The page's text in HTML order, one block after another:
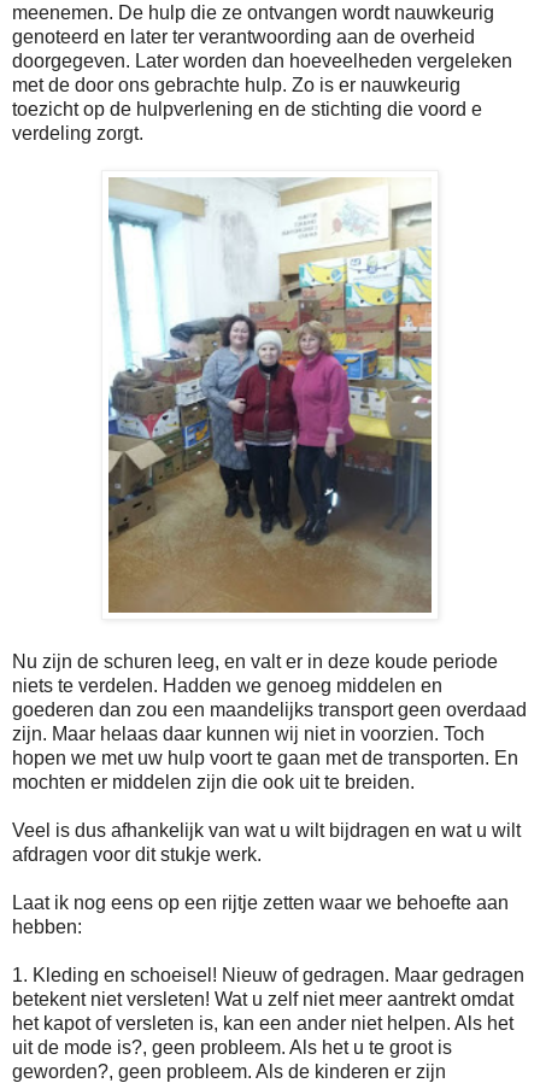
meenemen. De hulp die ze ontvangen wordt nauwkeurig
genoteerd en later ter verantwoording aan de overheid
doorgegeven. Later worden dan hoeveelheden vergeleken
met de door ons gebrachte hulp. Zo is er nauwkeurig
toezicht op de hulpverlening en de stichting die voord e
verdeling zorgt.
Nu zijn de schuren leeg, en valt er in deze koude periode
niets te verdelen. Hadden we genoeg middelen en
goederen dan zou een maandelijks transport geen overdaad
zijn. Maar helaas daar kunnen wij niet in voorzien. Toch
hopen we met uw hulp voort te gaan met de transporten. En
mochten er middelen zijn die ook uit te breiden.
Veel is dus afhankelijk van wat u wilt bijdragen en wat u wilt
afdragen voor dit stukje werk.
Laat ik nog eens op een rijtje zetten waar we behoefte aan
hebben:
1. Kleding en schoeisel! Nieuw of gedragen. Maar gedragen
betekent niet versleten! Wat u zelf niet meer aantrekt omdat
het kapot of versleten is, kan een ander niet helpen. Als het
uit de mode is?, geen probleem. Als het u te groot is
geworden?, geen probleem. Als de kinderen er zijn